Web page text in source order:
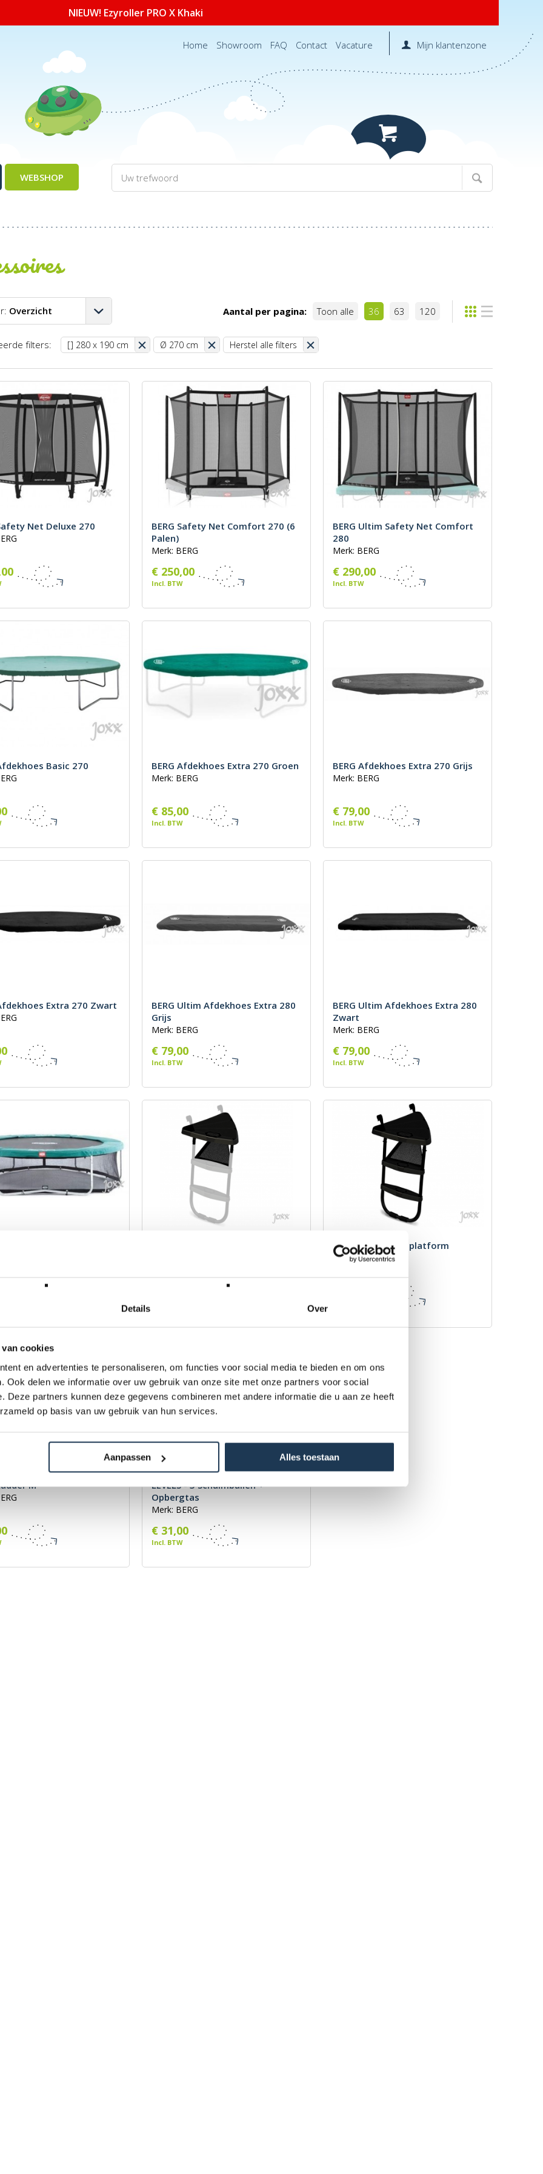
Details Over
cookies
en advertenties te personaliseren, om functies voor social media te bieden en om ons
Ook delen we informatie over uw gebruik van onze site met onze partners voor social
Deze partners kunnen deze gegevens combineren met andere informatie die u aan ze heeft
op basis van uw gebruik van hun services.
Aanpassen Alles toestaan
NIEUW! Ezyroller PRO X Khaki
Home Showroom FAQ Contact Vacature Mijn klantenzone
WEBSHOP
Overzicht
hoog
laag
Aantal per pagina: Toon alle 36 63 120
filters: [] 280 x 190 cm Ø 270 cm Herstel alle filters
Net Deluxe 270
BERG Safety Net Comfort 270 (6
Palen)
Merk: BERG
€ 250,00
Incl. BTW
BERG Ultim Safety Net Comfort
280
Merk: BERG
€ 290,00
Incl. BTW
Basic 270 BERG Afdekhoes Extra 270 Groen
Merk: BERG
€ 85,00
Incl. BTW
BERG Afdekhoes Extra 270 Grijs
Merk: BERG
€ 79,00
Incl. BTW
Extra 270 Zwart
BERG Ultim Afdekhoes Extra 280
Grijs
Merk: BERG
€ 79,00
Incl. BTW
BERG Ultim Afdekhoes Extra 280
Zwart
Merk: BERG
€ 79,00
Incl. BTW
BERG Ladder M + platform
Merk: BERG
M
LEVELS - 3 Schuimballen +
Opbergtas
Merk: BERG
€ 31,00
Incl. BTW